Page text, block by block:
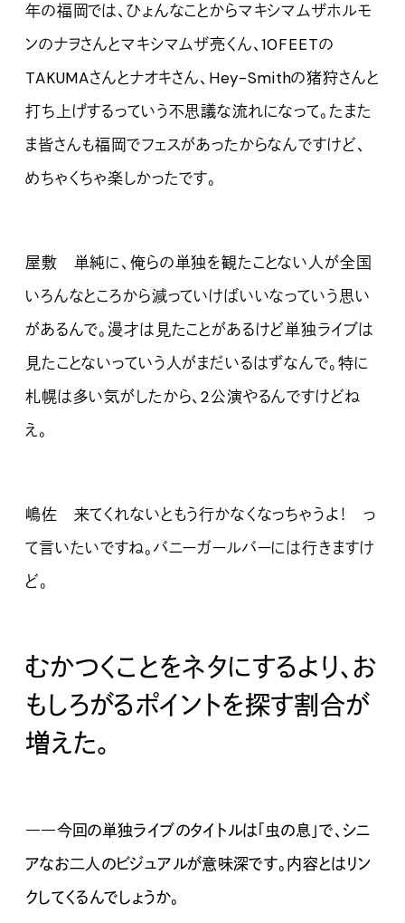
年の福岡では、ひょんなことからマキシマムザホルモ
ンのナヲさんとマキシマムザ亮くん、10FEETの
TAKUMAさんとナオキさん、Hey-Smithの猪狩さんと
打ち上げするっていう不思議な流れになって。たまた
ま皆さんも福岡でフェスがあったからなんですけど、
めちゃくちゃ楽しかったです。
屋敷 単純に、俺らの単独を観たことない人が全国
いろんなところから減っていけばいいなっていう思い
があるんで。漫才は見たことがあるけど単独ライブは
見たことないっていう人がまだいるはずなんで。特に
札幌は多い気がしたから、2公演やるんですけどね
え。
嶋佐 来てくれないともう行かなくなっちゃうよ！ っ
て言いたいですね。バニーガールバーには行きますけ
ど。
むかつくことをネタにするより、お
もしろがるポイントを探す割合が
増えた。
――今回の単独ライブのタイトルは「虫の息」で、シニ
アなお二人のビジュアルが意味深です。内容とはリン
クしてくるんでしょうか。